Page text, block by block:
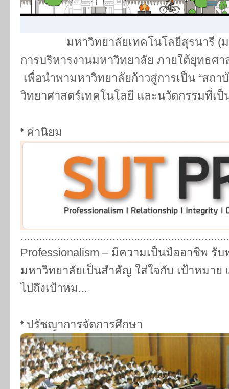
มหาวิทยาลัยเทคโนโลยีสุรนารี (มท
การบริหารงานมหาวิทยาลัย ภายใต้ยุทธศา
เพื่อนำพามหาวิทยาลัยก้าวสู่การเป็น “สถ
วิทยาศาสตร์เทคโนโลยี และนวัตกรรมที่เป็
ค่านิยม
Professionalism – มีความเป็นมืออาชีพ รั
มหาวิทยาลัยเป็นสำคัญ ใส่ใจกับ เป้าหมาย
ไปถึงเป้าหม...
ปรัชญาการจัดการศึกษา